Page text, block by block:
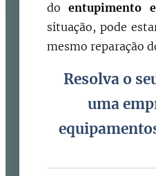
doentupimento
situação, pode
mesmo reparação
Resolva o
uma